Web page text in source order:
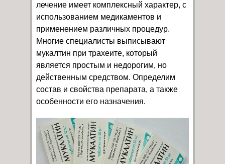
лечение имеет комплексный характер, с
использованием медикаментов и
применением различных процедур.
Многие специалисты выписывают
мукалтин при трахеите, который
является простым и недорогим, но
действенным средством. Определим
состав и свойства препарата, а также
особенности его назначения.